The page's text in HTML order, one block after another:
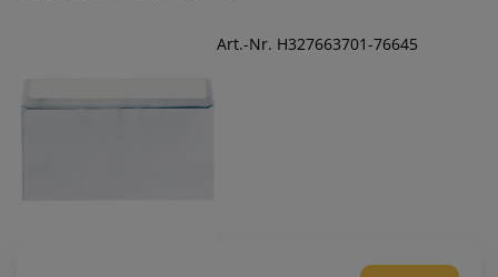
Art.-Nr. H327663701-76645